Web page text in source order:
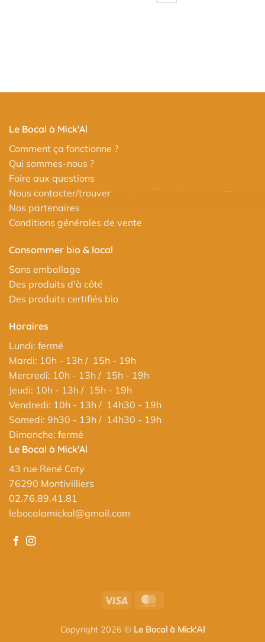
Le Bocal à Mick'Al
Comment ça fonctionne ?
Qui sommes-nous ?
Foire aux questions
Nous contacter/trouver
Nos partenaires
Conditions générales de vente
Consommer bio & local
Sans emballage
Des produits d'à côté
Des produits certifiés bio
Horaires
Lundi: fermé
Mardi: 10h - 13h / 15h - 19h
Mercredi: 10h - 13h / 15h - 19h
Jeudi: 10h - 13h / 15h - 19h
Vendredi: 10h - 13h / 14h30 - 19h
Samedi: 9h30 - 13h / 14h30 - 19h
Dimanche: fermé
Le Bocal à Mick'Al
43 rue René Coty
76290 Montivilliers
02.76.89.41.81
lebocalamickal@gmail.com
Visa
Copyright 2026 © Le Bocal à Mick'Al